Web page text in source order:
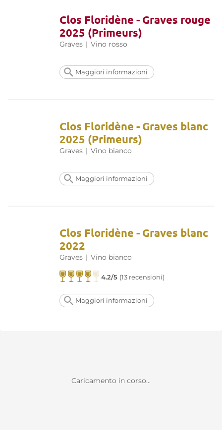
Clos Floridène - Graves rouge
2025 (Primeurs)
Graves | Vino rosso
Maggiori informazioni
Clos Floridène - Graves blanc
2025 (Primeurs)
Graves | Vino bianco
Maggiori informazioni
Clos Floridène - Graves blanc
2022
Graves | Vino bianco
4.2/5 (13 recensioni)
Maggiori informazioni
Caricamento in corso...